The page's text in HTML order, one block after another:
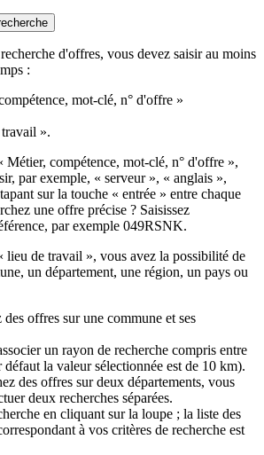
d'offres, vous devez saisir au moins
:
mot-clé, n° d'offre »
».
Métier, compétence, mot-clé, n° d'offre »,
par exemple, « serveur », « anglais »,
sur la touche « entrée » entre chaque
une offre précise ? Saisissez
par exemple 049RSNK.
lieu de travail », vous avez la possibilité de
un département, une région, un pays ou
des offres sur une commune et ses
un rayon de recherche compris entre
la valeur sélectionnée est de 10 km).
des offres sur deux départements, vous
deux recherches séparées.
en cliquant sur la loupe ; la liste des
à vos critères de recherche est